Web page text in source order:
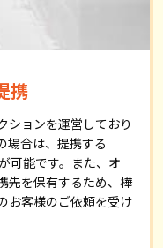
携
ションを運営しており
場合は、提携する
可能です。また、オ
先を保有するため、樺
お客様のご依頼を受け